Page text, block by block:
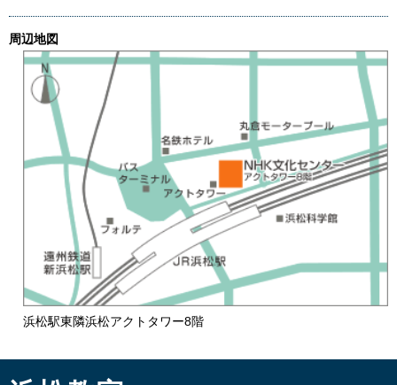
周辺地図
浜松駅東隣浜松アクトタワー8階